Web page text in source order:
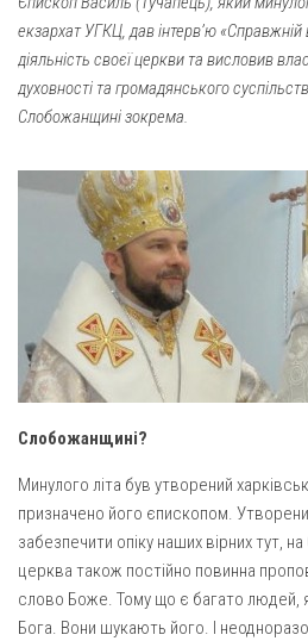
Архистратига Михаїла (м.
Покрови Пресвятої
Преображенська
Парафія Різдва
(Красноград)
Парохії Полтавської області
Пресвятої Трійці (м.
Всіх Святих
Свято-Юріївська парафія
Введення у храм
Вознесіння ГНІХ (с.
Вознесіння Господнього
Пророка Іллі (смт. Білики)
Газета Християнський голос
Надруковані числа
Молитви
Рух pro-life
екзархат УГКЦ, дав інтерв’ю «Справжній
діяльність своєї церкви та висловив
духовності та громадянського
Слобожанщині зокрема.
Слобожанщині?
Минулого літа був утворений
призначено його єпископом.
забезпечити опіку наших вірних тут,
церква також постійно повинна
слово Боже. Тому що є багато людей,
Бога. Вони шукають його. І